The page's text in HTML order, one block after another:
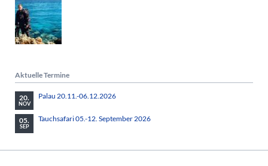
Aktuelle Termine
20.
NOV
Palau 20.11.-06.12.2026
05.
SEP
Tauchsafari 05.-12. September 2026